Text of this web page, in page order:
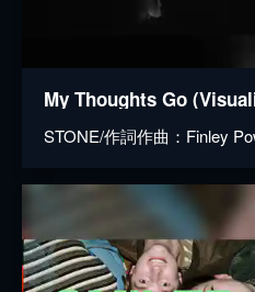
My Thoughts Go
STONE/作詞作曲：Finley